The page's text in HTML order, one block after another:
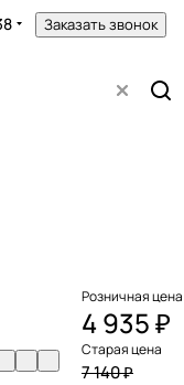
Заказать звонок
Розничная цена
4 935 ₽
Старая цена
7 140 ₽